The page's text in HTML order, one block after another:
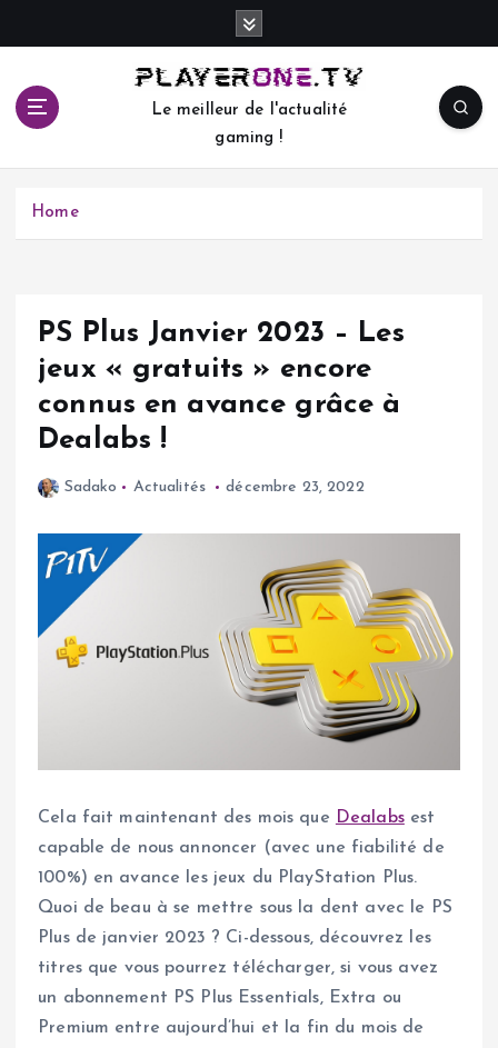
c
Le meilleur de l'actualité
gaming !
Home
PS Plus Janvier 2023 – Les
jeux « gratuits » encore
connus en avance grâce à
Dealabs !
Sadako Actualités décembre 23, 2022
Cela fait maintenant des mois que Dealabsest
capable de nous annoncer (avec une fiabilité de
100%) en avance les jeux du PlayStation Plus.
Quoi de beau à se mettre sous la dent avec le PS
Plus de janvier 2023 ? Ci-dessous, découvrez les
titres que vous pourrez télécharger, si vous avez
un abonnement PS Plus Essentials, Extra ou
Premium entre aujourd’hui et la fin du mois de